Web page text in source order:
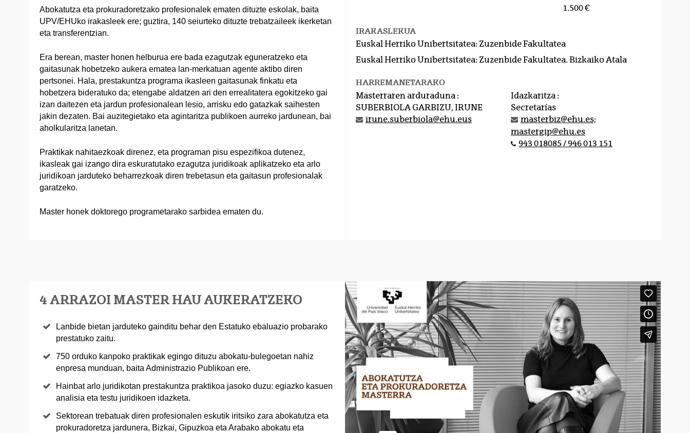
Abokatutza eta prokuradoretzako profesionalek ematen dituzte eskolak, baita
UPV/EHUko irakasleek ere; guztira, 140 seiurteko dituzte trebatzaileek ikerketan
eta transferentzian.
Era berean, master honen helburua ere bada ezagutzak eguneratzeko eta
gaitasunak hobetzeko aukera ematea lan-merkatuan agente aktibo diren
pertsonei. Hala, prestakuntza programa ikasleen gaitasunak finkatu eta
hobetzera bideratuko da; etengabe aldatzen ari den errealitatera egokitzeko gai
izan daitezen eta jardun profesionalean lesio, arrisku edo gatazkak saihesten
jakin dezaten. Bai auzitegietako eta agintaritza publikoen aurreko jardunean, bai
aholkularitza lanetan.
Praktikak nahitaezkoak direnez, eta programan pisu espezifikoa dutenez,
ikasleak gai izango dira eskuratutako ezagutza juridikoak aplikatzeko eta arlo
juridikoan jarduteko beharrezkoak diren trebetasun eta gaitasun profesionalak
garatzeko.
Master honek doktorego programetarako sarbidea ematen du.
1.500 €
IRAKASLEKUA
Euskal Herriko Unibertsitatea: Zuzenbide Fakultatea
Euskal Herriko Unibertsitatea: Zuzenbide Fakultatea. Bizkaiko Atala
HARREMANETARAKO
Masterraren arduraduna :
SUBERBIOLA GARBIZU, IRUNE
irune.suberbiola@ehu.eus
Idazkaritza :
Secretarías
masterbiz@ehu.es;
mastergip@ehu.es
943 018085 / 946 013 151
4 ARRAZOI MASTER HAU AUKERATZEKO
Lanbide bietan jarduteko gainditu behar den Estatuko ebaluazio probarako
prestatuko zaitu.
750 orduko kanpoko praktikak egingo dituzu abokatu-bulegoetan nahiz
enpresa munduan, baita Administrazio Publikoan ere.
Hainbat arlo juridikotan prestakuntza praktikoa jasoko duzu: egiazko kasuen
analisia eta testu juridikoen idazketa.
Sektorean trebatuak diren profesionalen eskutik iritsiko zara abokatutza eta
prokuradoretza jardunera, Bizkai, Gipuzkoa eta Arabako abokatu eta